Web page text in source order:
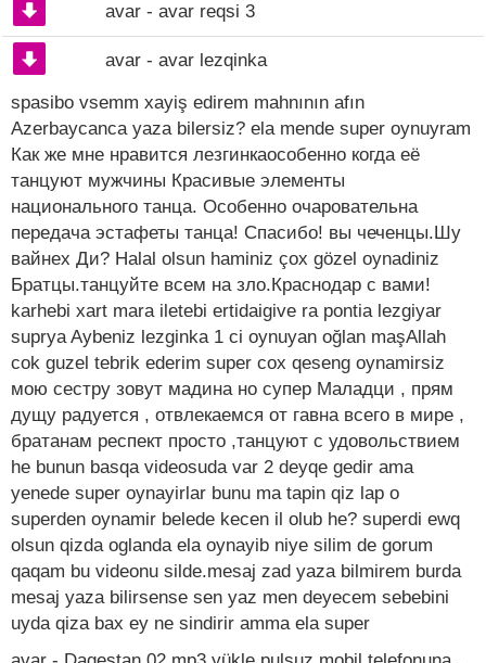
avar - avar reqsi 3
avar - avar lezqinka
spasibo vsemm xayiş edirem mahnının afın
Azerbaycanca yaza bilersiz? ela mende super oynuyram
Как же мне нравится лезгинкаособенно когда её
танцуют мужчины Красивые элементы
национального танца. Особенно очаровательна
передача эстафеты танца! Спасибо! вы чеченцы.Шу
вайнех Ди? Halal olsun haminiz çox gözel oynadiniz
Братцы.танцуйте всем на зло.Краснодар с вами!
karhebi xart mara iletebi ertidaigive ra pontia lezgiyar
suprya Aybeniz lezginka 1 ci oynuyan oğlan maşAllah
cok guzel tebrik ederim super cox qeseng oynamirsiz
мою сестру зовут мадина но супер Маладци , прям
дущу радуется , отвлекаемся от гавна всего в мире ,
братанам респект просто ,танцуют с удовольствием
he bunun basqa videosuda var 2 deyqe gedir ama
yenede super oynayirlar bunu ma tapin qiz lap o
superden oynamir belede kecen il olub he? superdi ewq
olsun qizda oglanda ela oynayib niye silim de gorum
qaqam bu videonu silde.mesaj zad yaza bilmirem burda
mesaj yaza bilirsense sen yaz men deyecem sebebini
uyda qiza bax ey ne sindirir amma ela super